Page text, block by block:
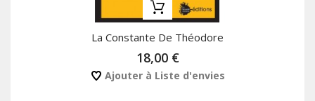
La Constante De Théodore
18,00 €
Ajouter à Liste d'envies